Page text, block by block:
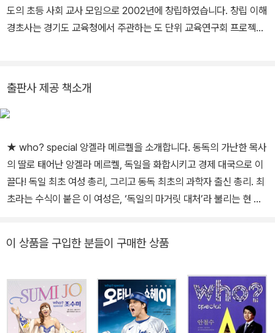
도의 초등 사회 교사 모임으로 2002년에 창립하였습니다. 창립 이해
경초사는 경기도 교육청에서 주관하는 도 단위 교육연구회 프로젝트
자료 개발(2009)」등의 프로젝트를 진행하였습니다. 앞으로도 경초
사는 현장 중심의 교실 수업 개선과 교사들의 사회과 전문성 향상을
출판사 제공 책소개
★ who? special 앙겔라 메르켈을 소개합니다. 동독의 가난한 목사
의 딸로 태어난 앙겔라 메르켈, 독일을 화합시키고 경제 대국으로 이
끌다! 독일 최초 여성 총리, 그리고 동독 최초의 과학자 출신 총리. 최
초라는 수식이 붙은 이 여성은, ‘독일의 마거릿 대처’라 불리는 현 독
며, ‘메르켈리즘’이라 불리는 특유의 포용 정책으로 유럽을 변화시켰
으로 분열된 독일. 앙겔라는 서독에서 태어났지만 목사인 아버지의
사역 때문에 동독으로 이주를 했습니다. 당시 동독은 공산주의였기
때문에 종교는 물론 여러 사회 활동에 제약이 있었습니다. 하지만 서
이 상품을 구입한 분들이 구매한 상품